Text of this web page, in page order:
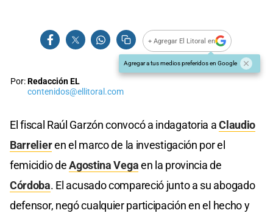
+ Agregar El Litoral en
Agregar a tus medios preferidos en Google
Por:Redacción EL
contenidos@ellitoral.com
El fiscal Raúl Garzón convocó a indagatoria aClaudio
Barrelieren el marco de la investigación por el
femicidio deAgostina Vegaen la provincia de
Córdoba. El acusado compareció junto a su abogado
defensor, negó cualquier participación en el hecho y